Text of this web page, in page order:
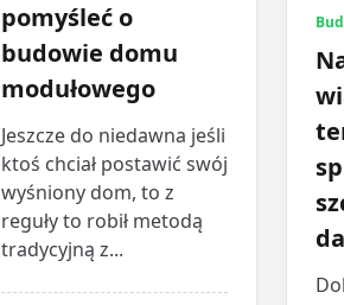
pomyśleć o
budowie domu
modułowego
Jeszcze do niedawna jeśli
ktoś chciał postawić swój
wyśniony dom, to z
reguły to robił metodą
tradycyjną z...